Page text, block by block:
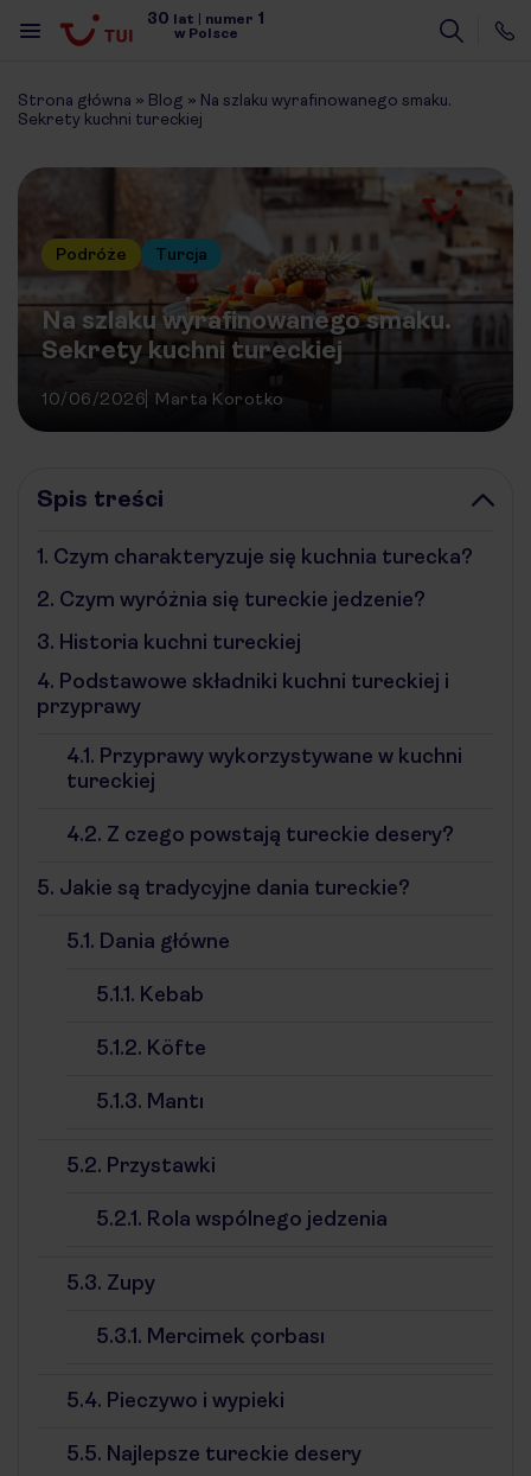
30 lat | numer 1
w Polsce
Strona główna » Blog » Na szlaku wyrafinowanego smaku.
Sekrety kuchni tureckiej
Podróże Turcja
Na szlaku wyrafinowanego smaku.
Sekrety kuchni tureckiej
10/06/2026 Marta Korotko
Spis treści
1. Czym charakteryzuje się kuchnia turecka?
2. Czym wyróżnia się tureckie jedzenie?
3. Historia kuchni tureckiej
4. Podstawowe składniki kuchni tureckiej i
przyprawy
4.1. Przyprawy wykorzystywane w kuchni
tureckiej
4.2. Z czego powstają tureckie desery?
5. Jakie są tradycyjne dania tureckie?
5.1. Dania główne
5.1.1. Kebab
5.1.2. Köfte
5.1.3. Mantı
5.2. Przystawki
5.2.1. Rola wspólnego jedzenia
5.3. Zupy
5.3.1. Mercimek çorbası
5.4. Pieczywo i wypieki
5.5. Najlepsze tureckie desery